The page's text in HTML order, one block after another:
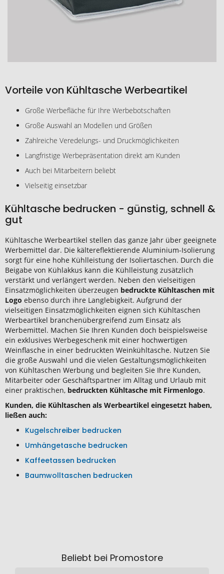
Vorteile von Kühltasche Werbeartikel
Große Werbefläche für Ihre Werbebotschaften
Große Auswahl an Modellen und Größen
Zahlreiche Veredelungs- und Druckmöglichkeiten
Langfristige Werbepräsentation direkt am Kunden
Auch bei Mitarbeitern beliebt
Vielseitig einsetzbar
Kühltasche bedrucken - günstig, schnell &
gut
Kühltasche Werbeartikel stellen das ganze Jahr über geeignete
Werbemittel dar. Die kältereflektierende Aluminium-Isolierung
sorgt für eine hohe Kühlleistung der Isoliertaschen. Durch die
Beigabe von Kühlakkus kann die Kühlleistung zusätzlich
verstärkt und verlängert werden. Neben den vielseitigen
Einsatzmöglichkeiten überzeugen bedruckte Kühltaschen mit
Logo ebenso durch ihre Langlebigkeit. Aufgrund der
vielseitigen Einsatzmöglichkeiten eignen sich Kühltaschen
Werbeartikel branchenübergreifend zum Einsatz als
Werbemittel. Machen Sie Ihren Kunden doch beispielsweise
ein exklusives Werbegeschenk mit einer hochwertigen
Weinflasche in einer bedruckten Weinkühltasche. Nutzen Sie
die große Auswahl und die vielen Gestaltungsmöglichkeiten
von Kühltaschen Werbung und begleiten Sie Ihre Kunden,
Mitarbeiter oder Geschäftspartner im Alltag und Urlaub mit
einer praktischen, bedruckten Kühltasche mit Firmenlogo.
Kunden, die Kühltaschen als Werbeartikel eingesetzt haben,
ließen auch:
Kugelschreiber bedrucken
Umhängetasche bedrucken
Kaffeetassen bedrucken
Baumwolltaschen bedrucken
Beliebt bei Promostore